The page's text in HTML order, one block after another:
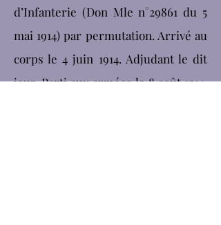
d’Infanterie (Don Mle n°29861 du 5
mai 1914) par permutation. Arrivé au
corps le 4 juin 1914. Adjudant le dit
jour. Parti aux armées le 8 août 1914.